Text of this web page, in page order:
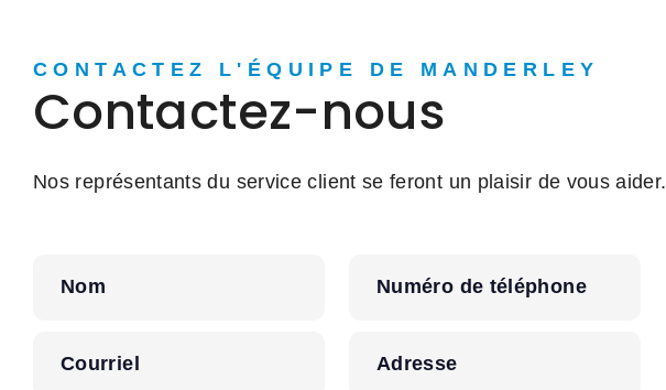
CONTACTEZ L'ÉQUIPE DE MANDERLEY
Contactez-nous
Nos représentants du service client se feront un plaisir de vous aider.
Nom Numéro de téléphone
Courriel Adresse